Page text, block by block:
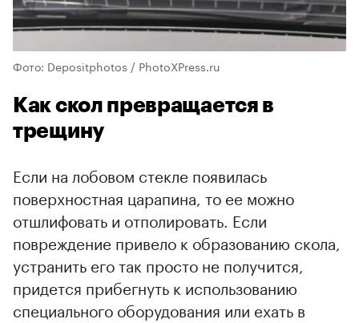
Фото: Depositphotos / PhotoXPress.ru
Как скол превращается в
трещину
Если на лобовом стекле появилась
поверхностная царапина, то ее можно
отшлифовать и отполировать. Если
повреждение привело к образованию скола,
устранить его так просто не получится,
придется прибегнуть к использованию
специального оборудования или ехать в